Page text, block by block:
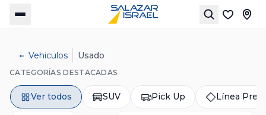
Vehiculos Usado
CATEGORÍAS DESTACADAS
Ver todos SUV Pick Up Línea